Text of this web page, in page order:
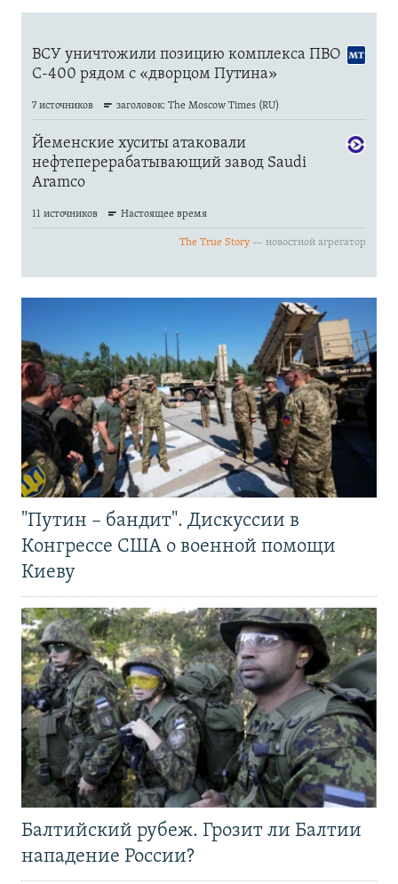
"Путин – бандит". Дискуссии в
Конгрессе США о военной помощи
Киеву
Балтийский рубеж. Грозит ли Балтии
нападение России?